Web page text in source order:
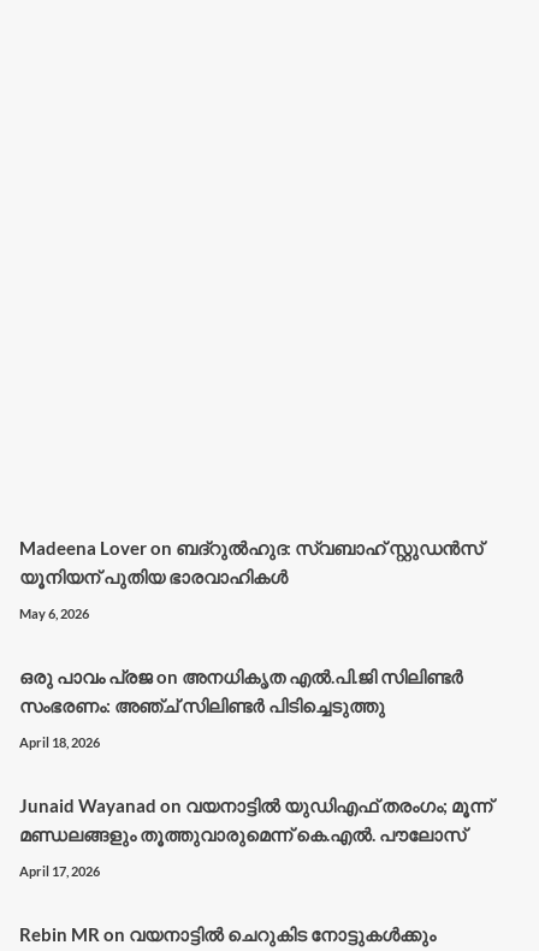
Madeena Loveron ബദ്റുൽഹുദ: സ്വബാഹ് സ്റ്റുഡൻസ്
യൂനിയന് പുതിയ ഭാരവാഹികൾ
May 6, 2026
ഒരു പാവം പ്രജon അനധികൃത എൽ.പി.ജി സിലിണ്ടർ
സംഭരണം: അഞ്ച് സിലിണ്ടർ പിടിച്ചെടുത്തു
April 18, 2026
Junaid Wayanad on വയനാട്ടില്‍ യുഡിഎഫ് തരംഗം; മൂന്ന്
മണ്ഡലങ്ങളും തൂത്തുവാരുമെന്ന് കെ.എല്‍. പൗലോസ്
April 17, 2026
Rebin MR on വയനാട്ടിൽ ചെറുകിട നോട്ടുകൾക്കും